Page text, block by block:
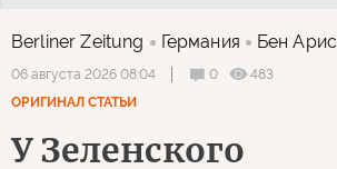
Berliner Zeitung Германия Бен Арис
06 августа 2026 08:04 0
483
ОРИГИНАЛ СТАТЬИ
У Зеленского